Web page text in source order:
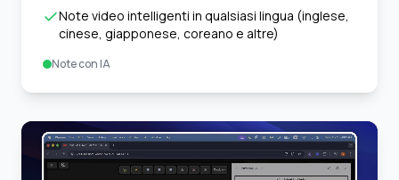
Note video intelligenti in qualsiasi lingua (inglese,
cinese, giapponese, coreano e altre)
Note con IA